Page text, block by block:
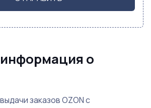
о
заказов OZON с